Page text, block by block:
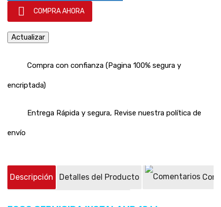
 COMPRA AHORA
Compra con confianza (Pagina 100% segura y
encriptada)
Entrega Rápida y segura, Revise nuestra política de
envío
Descripción Detalles del Producto